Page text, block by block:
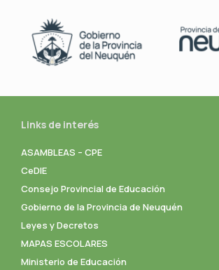
Links de interés
ASAMBLEAS – CPE
CeDIE
Consejo Provincial de Educación
Gobierno de la Provincia de Neuquén
Leyes y Decretos
MAPAS ESCOLARES
Ministerio de Educación